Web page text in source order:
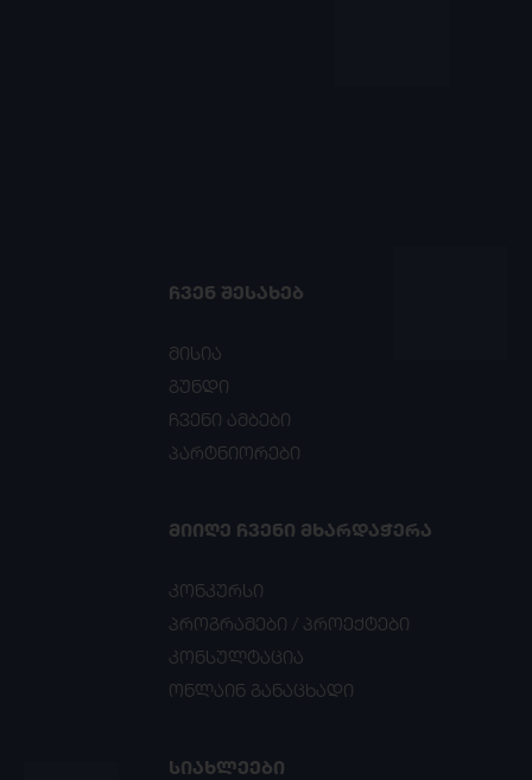
ᲩᲕᲔᲜ ᲨᲔᲡᲐᲮᲔᲑ
მისია
გუნდი
ჩვენი ამბები
პარტნიორები
ᲛᲘᲘᲦᲔ ᲩᲕᲔᲜᲘ ᲛᲮᲐᲠᲓᲐᲭᲔᲠᲐ
კონკურსი
პროგრამები / პროექტები
კონსულტაცია
ონლაინ განაცხადი
ᲡᲘᲐᲮᲚᲔᲔᲑᲘ